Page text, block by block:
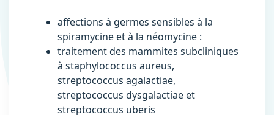
affections à germes sensibles à la
spiramycine et à la néomycine :
traitement des mammites subcliniques
à staphylococcus aureus,
streptococcus agalactiae,
streptococcus dysgalactiae et
streptococcus uberis